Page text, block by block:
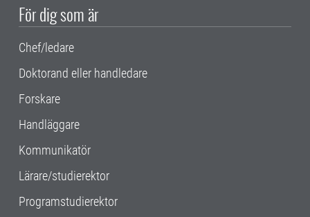
För dig som är
Chef/ledare
Doktorand eller handledare
Forskare
Handläggare
Kommunikatör
Lärare/studierektor
Programstudierektor